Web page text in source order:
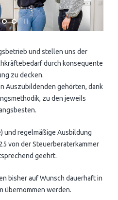
und stellen uns der
durch konsequente
zu decken.
Auszubildenden gehörten, dank
zu den jeweils
und regelmäßige Ausbildung
von der Steuerberaterkammer
geehrt.
bisher auf Wunsch dauerhaft in
übernommen werden.